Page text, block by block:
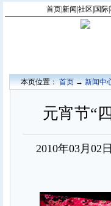
首页|新闻 社区 国际|
本页位置：首页→新闻中
元宵节“
2010年03月